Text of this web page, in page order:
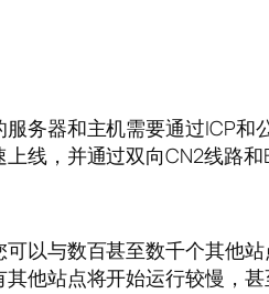
服务器和主机需要通过ICP
线，并通过双向CN2线路
以与数百甚至数千个其他
他站点将开始运行较慢，